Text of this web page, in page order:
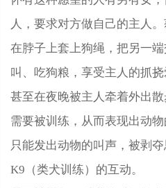
人，要求对方做自己的主人
在脖子上套上狗绳，把另一
叫、吃狗粮，享受主人的抓
甚至在夜晚被主人牵着外出散
需要被训练，从而表现出动
只能发出动物的叫声，被剥
K9（类犬训练）的互动。